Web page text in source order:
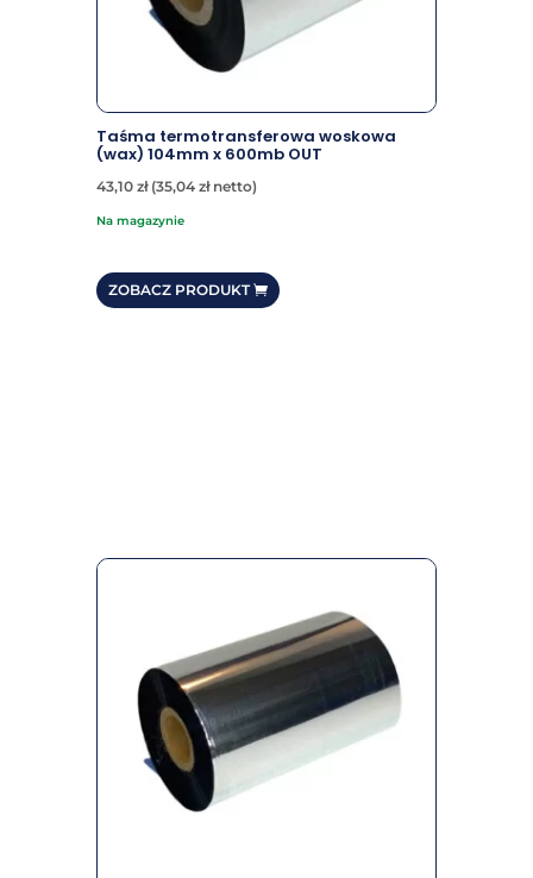
Taśma termotransferowa woskowa
(wax) 104mm x 600mb OUT
43,10 zł (35,04 złnetto)
na magazynie
ZOBACZ PRODUKT